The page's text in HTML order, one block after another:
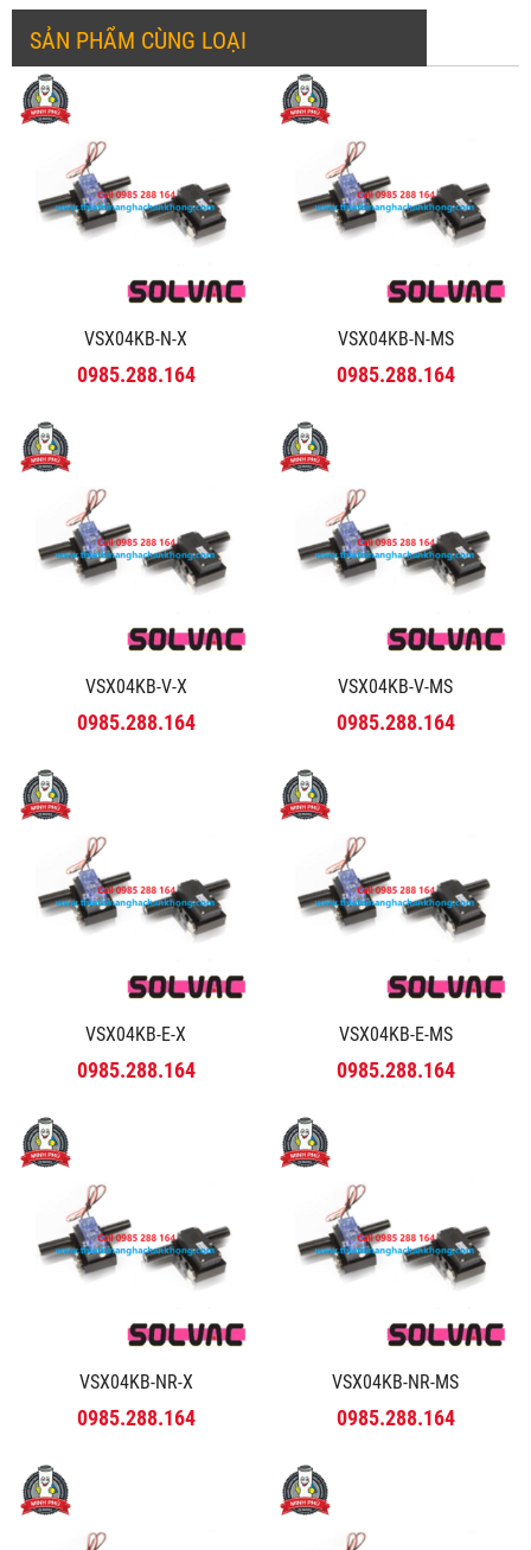
SẢN PHẨM CÙNG LOẠI
VSX04KB-N-X
0985.288.164
VSX04KB-N-MS
0985.288.164
VSX04KB-V-X
0985.288.164
VSX04KB-V-MS
0985.288.164
VSX04KB-E-X
0985.288.164
VSX04KB-E-MS
0985.288.164
VSX04KB-NR-X
0985.288.164
VSX04KB-NR-MS
0985.288.164